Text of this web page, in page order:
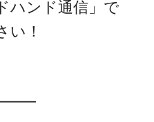
ンド通信」で
い！